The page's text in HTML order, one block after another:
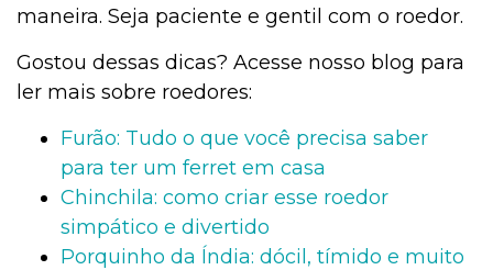
maneira. Seja paciente e gentil com o roedor.
Gostou dessas dicas? Acesse nosso blog para
ler mais sobre roedores:
Furão: Tudo o que você precisa saber
para ter um ferret em casa
Chinchila: como criar esse roedor
simpático e divertido
Porquinho da Índia: dócil, tímido e muito